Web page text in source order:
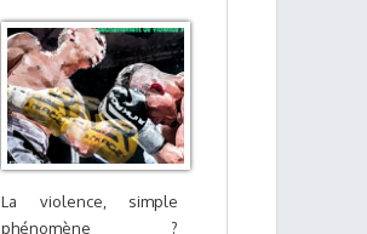
La violence, simple
phénomène ?